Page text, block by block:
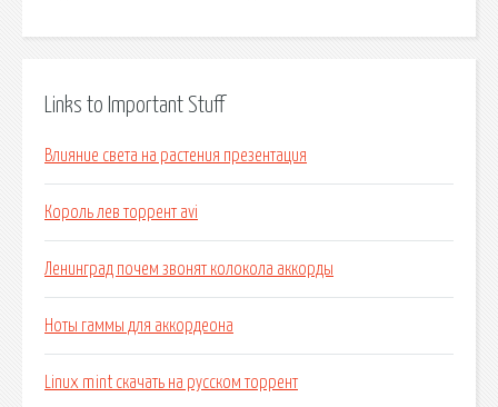
Links to Important Stuff
Влияние света на растения презентация
Король лев торрент avi
Ленинград почем звонят колокола аккорды
Ноты гаммы для аккордеона
Linux mint скачать на русском торрент